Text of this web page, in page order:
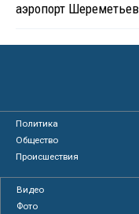
аэропорт
Политика
Общество
Происшествия
Видео
Фото